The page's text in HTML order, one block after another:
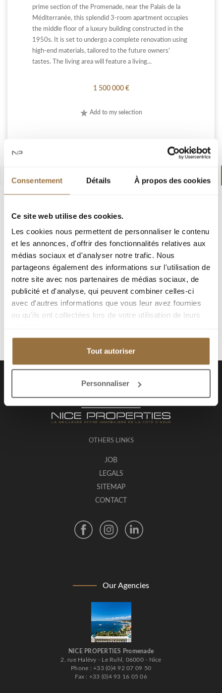
Consentement Détails À propos des cookies
Ce site web utilise des cookies.
Les cookies nous permettent de personnaliser le contenu
et les annonces, d'offrir des fonctionnalités relatives aux
médias sociaux et d'analyser notre trafic. Nous
partageons également des informations sur l'utilisation de
notre site avec nos partenaires de médias sociaux, de
publicité et d'analyse, qui peuvent combiner celles-ci
avec d'autres informations que vous leur avez fournies
ou qu'ils ont collectées lors de votre utilisation de leurs
Tout autoriser
Personnaliser
prime section of the Promenade, near the Palais de la
Méditerranée, this splendid 3-room apartment occupies
the middle floor of a luxury building constructed in the
1950s. It is set to undergo a complete renovation using
high-end materials, tailored to the future owners'
tastes. The living area will feature a living...
1 500 000 €
Add to my selection
SAVE YOUR SEARCH CRITERIA
TO RECEIVE PERSONALIZED EMAIL
ALERTS.
OTHERS LINKS
JOB
LEGALS
SITEMAP
CONTACT
Our Agencies
NICE PROPERTIES Promenade
2, rue Halévy - Le Ruhl, 06000 - Nice
Phone : +33 (0)4 92 07 09 50
Fax : +33 (0)4 93 16 05 06